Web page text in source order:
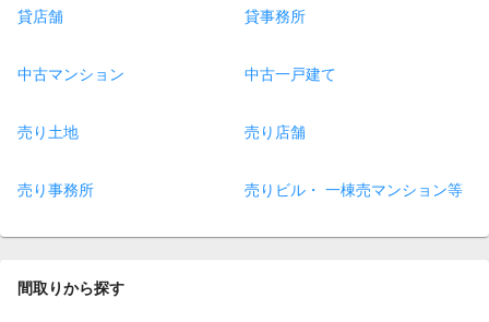
貸店舗 貸事務所
中古マンション 中古一戸建て
売り土地 売り店舗
売り事務所 売りビル・ 一棟売マンション等
間取りから探す